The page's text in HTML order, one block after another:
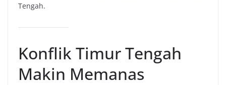
Tengah.
Konflik Timur Tengah
Makin Memanas